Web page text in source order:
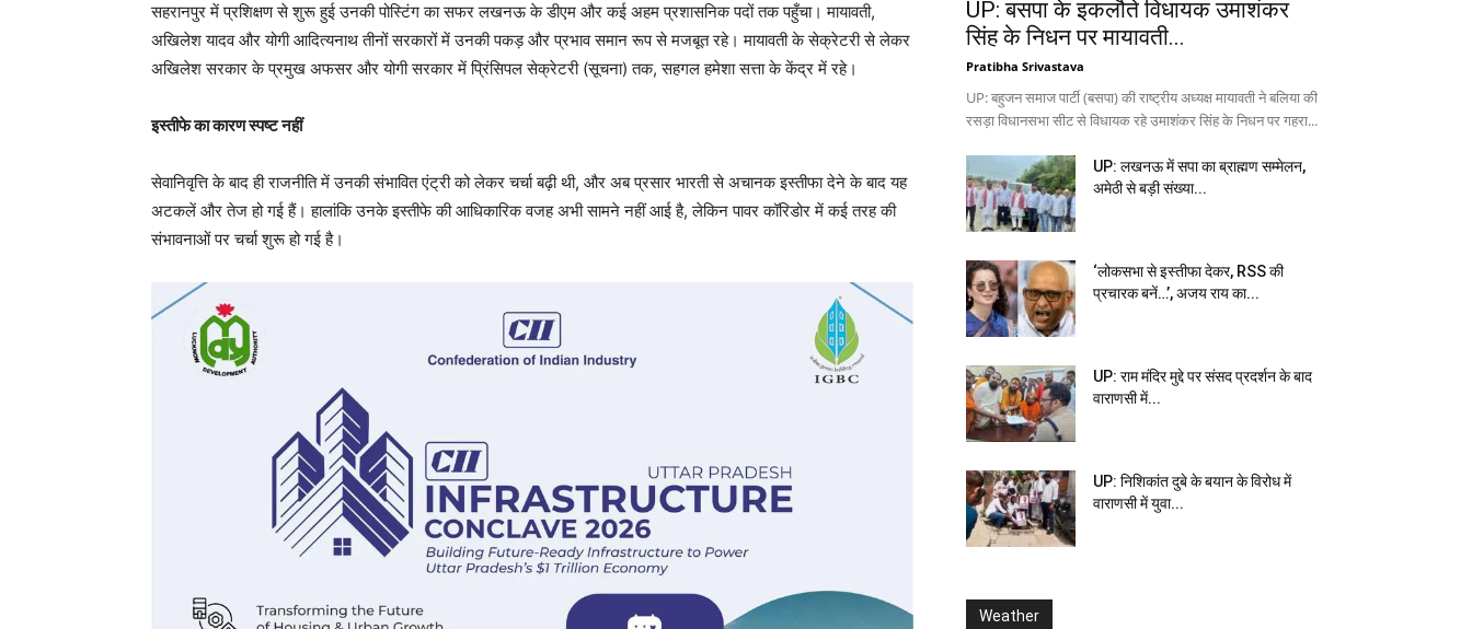
सहरानपुर में प्रशिक्षण से शुरू हुई उनकी पोस्टिंग का सफर लखनऊ के डीएम और कई अहम प्रशासनिक पदों तक पहुँचा। मायावती,
अखिलेश यादव और योगी आदित्यनाथ तीनों सरकारों में उनकी पकड़ और प्रभाव समान रूप से मजबूत रहे। मायावती के सेक्रेटरी से लेकर
अखिलेश सरकार के प्रमुख अफसर और योगी सरकार में प्रिंसिपल सेक्रेटरी (सूचना) तक, सहगल हमेशा सत्ता के केंद्र में रहे।
इस्तीफे का कारण स्पष्ट नहीं
सेवानिवृत्ति के बाद ही राजनीति में उनकी संभावित एंट्री को लेकर चर्चा बढ़ी थी, और अब प्रसार भारती से अचानक इस्तीफा देने के बाद यह
अटकलें और तेज हो गई हैं। हालांकि उनके इस्तीफे की आधिकारिक वजह अभी सामने नहीं आई है, लेकिन पावर कॉरिडोर में कई तरह की
संभावनाओं पर चर्चा शुरू हो गई है।
UP: बसपा के इकलौते विधायक उमाशंकर
सिंह के निधन पर मायावती...
Pratibha Srivastava
UP: बहुजन समाज पार्टी (बसपा) की राष्ट्रीय अध्यक्ष मायावती ने बलिया की
रसड़ा विधानसभा सीट से विधायक रहे उमाशंकर सिंह के निधन पर गहरा...
UP: लखनऊ में सपा का ब्राह्मण सम्मेलन,
अमेठी से बड़ी संख्या...
‘लोकसभा से इस्तीफा देकर, RSS की
प्रचारक बनें…’, अजय राय का...
UP: राम मंदिर मुद्दे पर संसद प्रदर्शन के बाद
वाराणसी में...
UP: निशिकांत दुबे के बयान के विरोध में
वाराणसी में युवा...
Weather